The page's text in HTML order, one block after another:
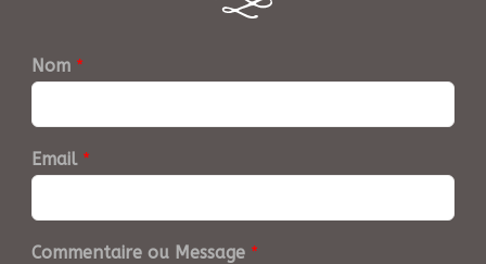
Nom *
Email *
Commentaire ou Message *